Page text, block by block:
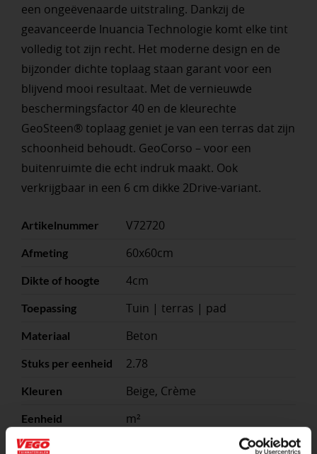
een ongeëvenaarde uitstraling. Dankzij de
geavanceerde Inuancia Technologie komt elke tint
volledig tot zijn recht. Het moderne design en de
bijzonder dichte toplaag staan garant voor een
blijvend mooi resultaat. Met de vernieuwde
beschermingsfactor 40 en de kleurechte
GeoSteen® toplaag geniet je van een terras dat zijn
schoonheid behoudt. GeoCorso – voor een
buitenruimte die echt indruk maakt. Ook
verkrijgbaar in een 6 cm dikke 2Drive-variant.
Artikelnummer V72720
Afmeting 60x60cm
Dikte of hoogte 4cm
Toepassing Tuin | terras | pad
Materiaal Beton
Stuks per eenheid 2.78
Kleuren Beige, Crème
Eenheid m²